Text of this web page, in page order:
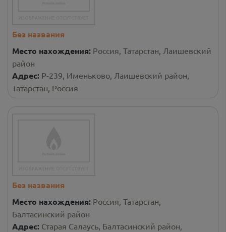
Без названия
Место нахождения: Россия, Татарстан, Лаишевский
район
Адрес: Р-239, Именьково, Лаишевский район,
Татарстан, Россия
Без названия
Место нахождения: Россия, Татарстан,
Балтасинский район
Адрес: Старая Салаусь, Балтасинский район,